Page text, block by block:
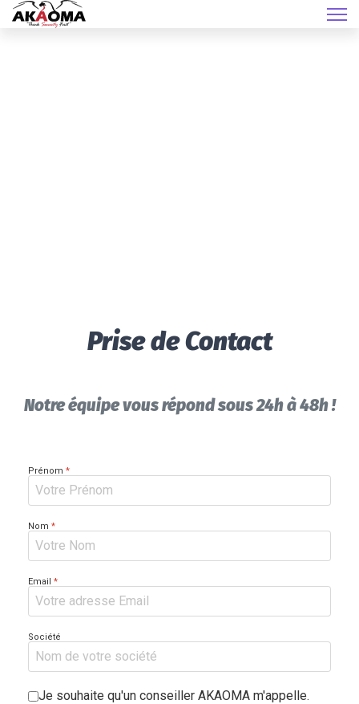
Prise de Contact
Notre équipe vous répond sous 24h à 48h !
Prénom *
Nom *
Email *
Société
Je souhaite qu'un conseiller AKAOMA m'appelle.